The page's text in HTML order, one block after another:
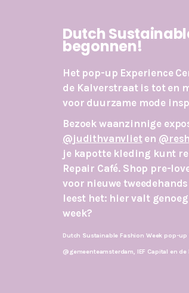
Dutch
begonnen!
Het pop-up Experience
de Kalverstraat is tot en
voor duurzame mode
Bezoek waanzinnige
@judithvanvlieten
je kapotte kleding kunt
Repair Café. Shop pre-
voor nieuwe
leest het: hier valt
week?
Dutch Sustainable Fashion Week pop-
@gemeenteamsterdam, IEF Capital en